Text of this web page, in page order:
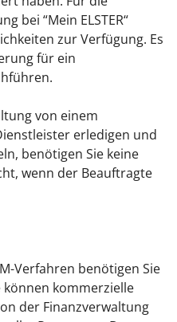
bei “Mein ELSTER“
zur Verfügung. Es
für ein
von einem
erledigen und
benötigen Sie keine
wenn der Beauftragte
Verfahren benötigen Sie
können kommerzielle
der Finanzverwaltung